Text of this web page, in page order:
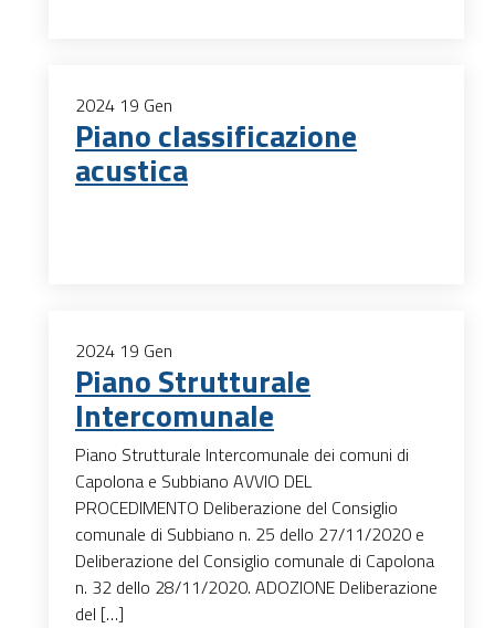
2024 19 Gen
Piano classificazione
acustica
2024 19 Gen
Piano Strutturale
Intercomunale
Piano Strutturale Intercomunale dei comuni di
Capolona e Subbiano AVVIO DEL
PROCEDIMENTO Deliberazione del Consiglio
comunale di Subbiano n. 25 dello 27/11/2020 e
Deliberazione del Consiglio comunale di Capolona
n. 32 dello 28/11/2020. ADOZIONE Deliberazione
del […]